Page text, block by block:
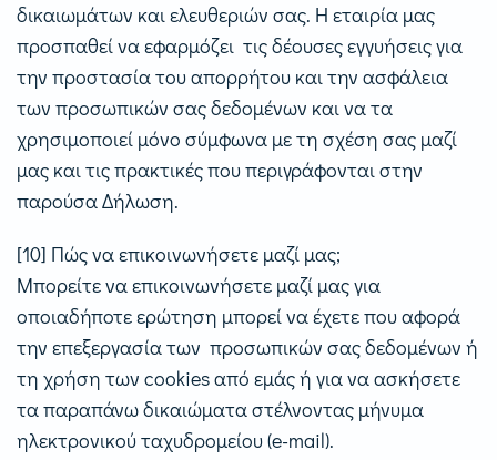
δικαιωμάτων και ελευθεριών σας. Η εταιρία μας
προσπαθεί να εφαρμόζει τις δέουσες εγγυήσεις για
την προστασία του απορρήτου και την ασφάλεια
των προσωπικών σας δεδομένων και να τα
χρησιμοποιεί μόνο σύμφωνα με τη σχέση σας μαζί
μας και τις πρακτικές που περιγράφονται στην
παρούσα Δήλωση.
[10] Πώς να επικοινωνήσετε μαζί μας;
Μπορείτε να επικοινωνήσετε μαζί μας για
οποιαδήποτε ερώτηση μπορεί να έχετε που αφορά
την επεξεργασία των προσωπικών σας δεδομένων ή
τη χρήση των cookies από εμάς ή για να ασκήσετε
τα παραπάνω δικαιώματα στέλνοντας μήνυμα
ηλεκτρονικού ταχυδρομείου (e-mail).